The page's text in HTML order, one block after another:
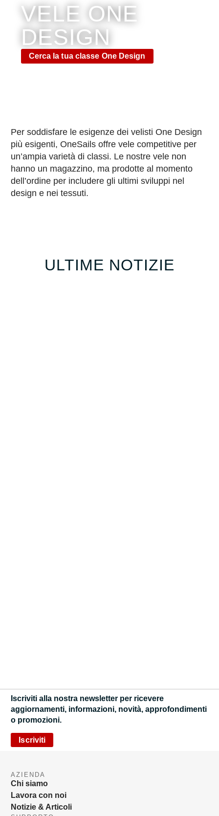
VELE ONE
DESIGN
Cerca la tua classe One Design
Per soddisfare le esigenze dei velisti One Design
più esigenti, OneSails offre vele competitive per
un’ampia varietà di classi. Le nostre vele non
hanno un magazzino, ma prodotte al momento
dell’ordine per includere gli ultimi sviluppi nel
design e nei tessuti.
ULTIME NOTIZIE
Iscriviti alla nostra newsletter per ricevere
aggiornamenti, informazioni, novità, approfondimenti
o promozioni.
Iscriviti
AZIENDA
Chi siamo
Lavora con noi
Notizie & Articoli